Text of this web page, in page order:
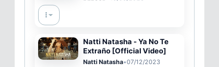
Natti Natasha - Ya No Te
Extraño [Official Video]
Natti Natasha•07/12/2023